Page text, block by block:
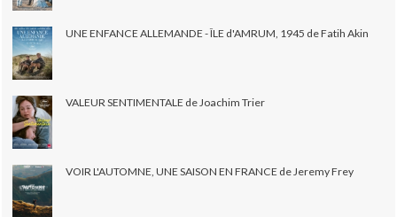
UNE ENFANCE ALLEMANDE - ÎLE d'AMRUM, 1945 de Fatih Akin
VALEUR SENTIMENTALE de Joachim Trier
VOIR L'AUTOMNE, UNE SAISON EN FRANCE de Jeremy Frey